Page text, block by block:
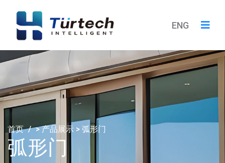
ENG
首页 / >产品展示 > 弧形门
弧形门